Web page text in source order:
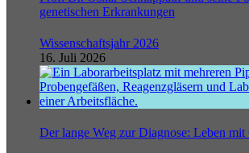
genetischen Erkrankungen
Wissenschaftsjahr 2026
16. Juli 2026
Der lange Weg zur Diagnose: Leben mit